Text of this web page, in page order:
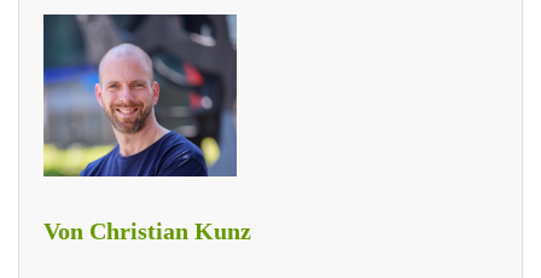
Von Christian Kunz